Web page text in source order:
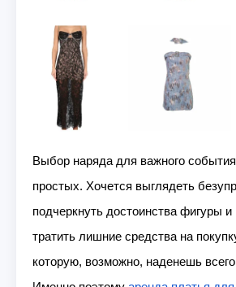
Выбор наряда для важного
простых. Хочется выглядеть
подчеркнуть достоинства фигуры и
тратить лишние средства на
которую, возможно, наденешь